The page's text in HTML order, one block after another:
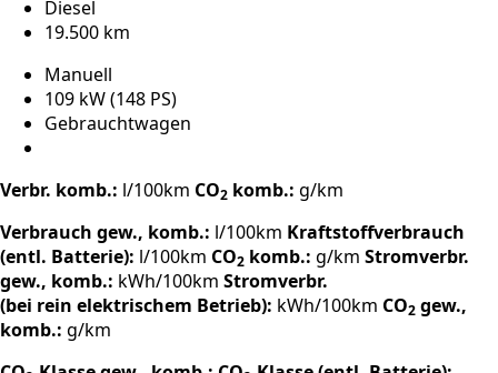
Diesel
19.500 km
Manuell
109 kW (148 PS)
Gebrauchtwagen
Verbr. komb.: l/100km CO2 komb.: g/km
Verbrauch gew., komb.: l/100km Kraftstoffverbrauch
(entl. Batterie): l/100km CO2 komb.: g/km Stromverbr.
gew., komb.: kWh/100km Stromverbr.
(bei rein elektrischem Betrieb): kWh/100km CO2 gew.,
komb.: g/km